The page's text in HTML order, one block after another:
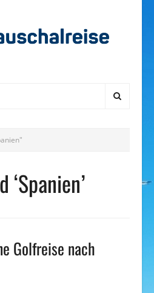
‘Spanien’
Golfreise nach